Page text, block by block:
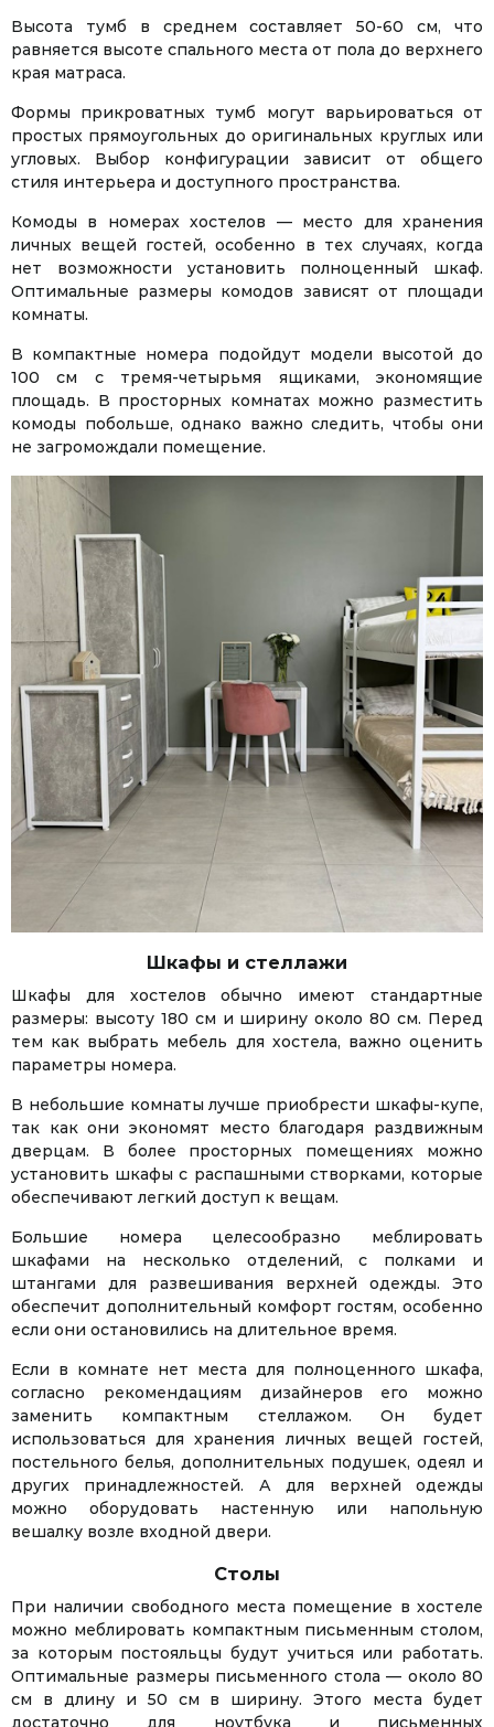
Высота тумб в среднем составляет 50-60 см, что
равняется высоте спального места от пола до верхнего
края матраса.
Формы прикроватных тумб могут варьироваться от
простых прямоугольных до оригинальных круглых или
угловых. Выбор конфигурации зависит от общего
стиля интерьера и доступного пространства.
Комоды в номерах хостелов — место для хранения
личных вещей гостей, особенно в тех случаях, когда
нет возможности установить полноценный шкаф.
Оптимальные размеры комодов зависят от площади
комнаты.
В компактные номера подойдут модели высотой до
100 см с тремя-четырьмя ящиками, экономящие
площадь. В просторных комнатах можно разместить
комоды побольше, однако важно следить, чтобы они
не загромождали помещение.
Шкафы и стеллажи
Шкафы для хостелов обычно имеют стандартные
размеры: высоту 180 см и ширину около 80 см. Перед
тем как выбрать мебель для хостела, важно оценить
параметры номера.
В небольшие комнаты лучше приобрести шкафы-купе,
так как они экономят место благодаря раздвижным
дверцам. В более просторных помещениях можно
установить шкафы с распашными створками, которые
обеспечивают легкий доступ к вещам.
Большие номера целесообразно меблировать
шкафами на несколько отделений, с полками и
штангами для развешивания верхней одежды. Это
обеспечит дополнительный комфорт гостям, особенно
если они остановились на длительное время.
Если в комнате нет места для полноценного шкафа,
согласно рекомендациям дизайнеров его можно
заменить компактным стеллажом. Он будет
использоваться для хранения личных вещей гостей,
постельного белья, дополнительных подушек, одеял и
других принадлежностей. А для верхней одежды
можно оборудовать настенную или напольную
вешалку возле входной двери.
Столы
При наличии свободного места помещение в хостеле
можно меблировать компактным письменным столом,
за которым постояльцы будут учиться или работать.
Оптимальные размеры письменного стола — около 80
см в длину и 50 см в ширину. Этого места будет
достаточно для ноутбука и письменных
Facebook
TwitterWhatsApp
ViberTelegram